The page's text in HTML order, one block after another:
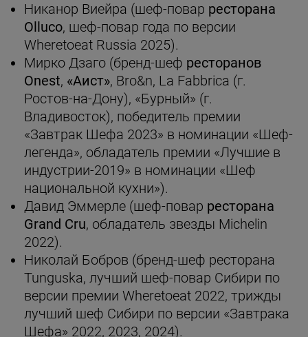
Никанор Виейра (шеф-повар ресторана
Olluco, шеф-повар года по версии
Wheretoeat Russia 2025).
Мирко Дзаго (бренд-шеф ресторанов
Onest, «Аист», Bro&n, La Fabbrica (г.
Ростов-на-Дону), «Бурный» (г.
Владивосток), победитель премии
«Завтрак Шефа 2023» в номинации «Шеф-
легенда», обладатель премии «Лучшие в
индустрии-2019» в номинации «Шеф
национальной кухни»).
Давид Эммерле (шеф-повар ресторана
Grand Cru, обладатель звезды Michelin
2022).
Николай Бобров (бренд-шеф ресторана
Tunguska, лучший шеф-повар Сибири по
версии премии Wheretoeat 2022, трижды
лучший шеф Сибири по версии «Завтрака
Шефа» 2022, 2023, 2024).